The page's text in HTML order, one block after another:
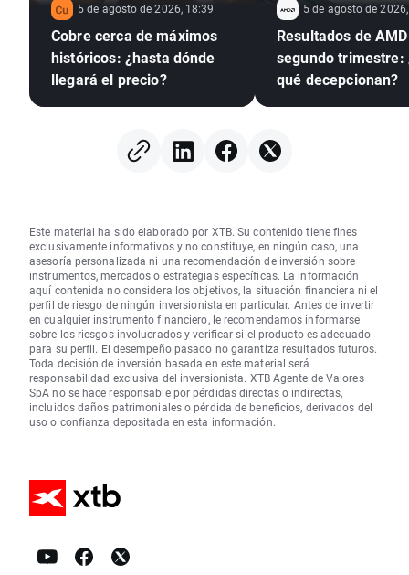
5 de agosto de 2026, 18:39
Cobre cerca de máximos
históricos: ¿hasta dónde
llegará el precio?
5 de agosto de
Resultados de
segundo trimestre:
qué decepcionan?
Este material ha sido elaborado por XTB. Su contenido tiene fines
exclusivamente informativos y no constituye, en ningún caso, una
asesoría personalizada ni una recomendación de inversión sobre
instrumentos, mercados o estrategias específicas. La información
aquí contenida no considera los objetivos, la situación financiera ni el
perfil de riesgo de ningún inversionista en particular. Antes de invertir
en cualquier instrumento financiero, le recomendamos informarse
sobre los riesgos involucrados y verificar si el producto es adecuado
para su perfil. El desempeño pasado no garantiza resultados futuros.
Toda decisión de inversión basada en este material será
responsabilidad exclusiva del inversionista. XTB Agente de Valores
SpA no se hace responsable por pérdidas directas o indirectas,
incluidos daños patrimoniales o pérdida de beneficios, derivados del
uso o confianza depositada en esta información.